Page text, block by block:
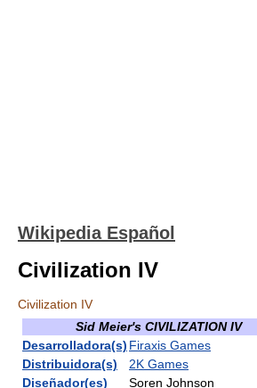
Wikipedia Español
Civilization IV
Civilization IV
Sid Meier's CIVILIZATION IV
Desarrolladora(s) Firaxis Games
Distribuidora(s)
2K Games
Diseñador(es)
Soren Johnson